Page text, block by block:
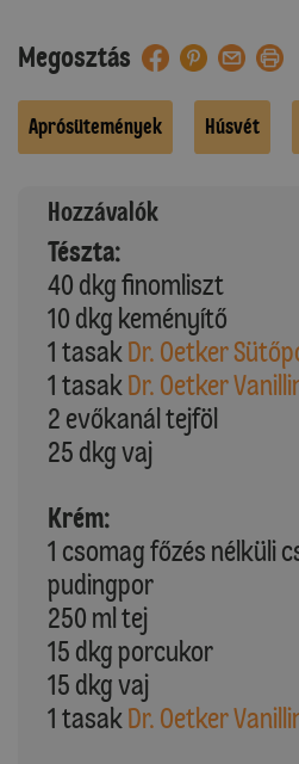
Megosztás
Aprósütemények Húsvét
Hozzávalók
Tészta:
40 dkg finomliszt
10 dkg keményítő
1 tasak Dr. Oetker
1 tasak Dr. Oetker
2 evőkanál tejföl
25 dkg vaj
Krém:
1 csomag főzés nélküli
pudingpor
250 ml tej
15 dkg porcukor
15 dkg vaj
1 tasak Dr. Oetker